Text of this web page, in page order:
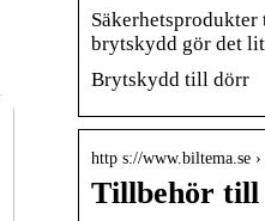
brytskydd gör det
Brytskydd till dörr
http s://www.biltema.se
Tillbehör till